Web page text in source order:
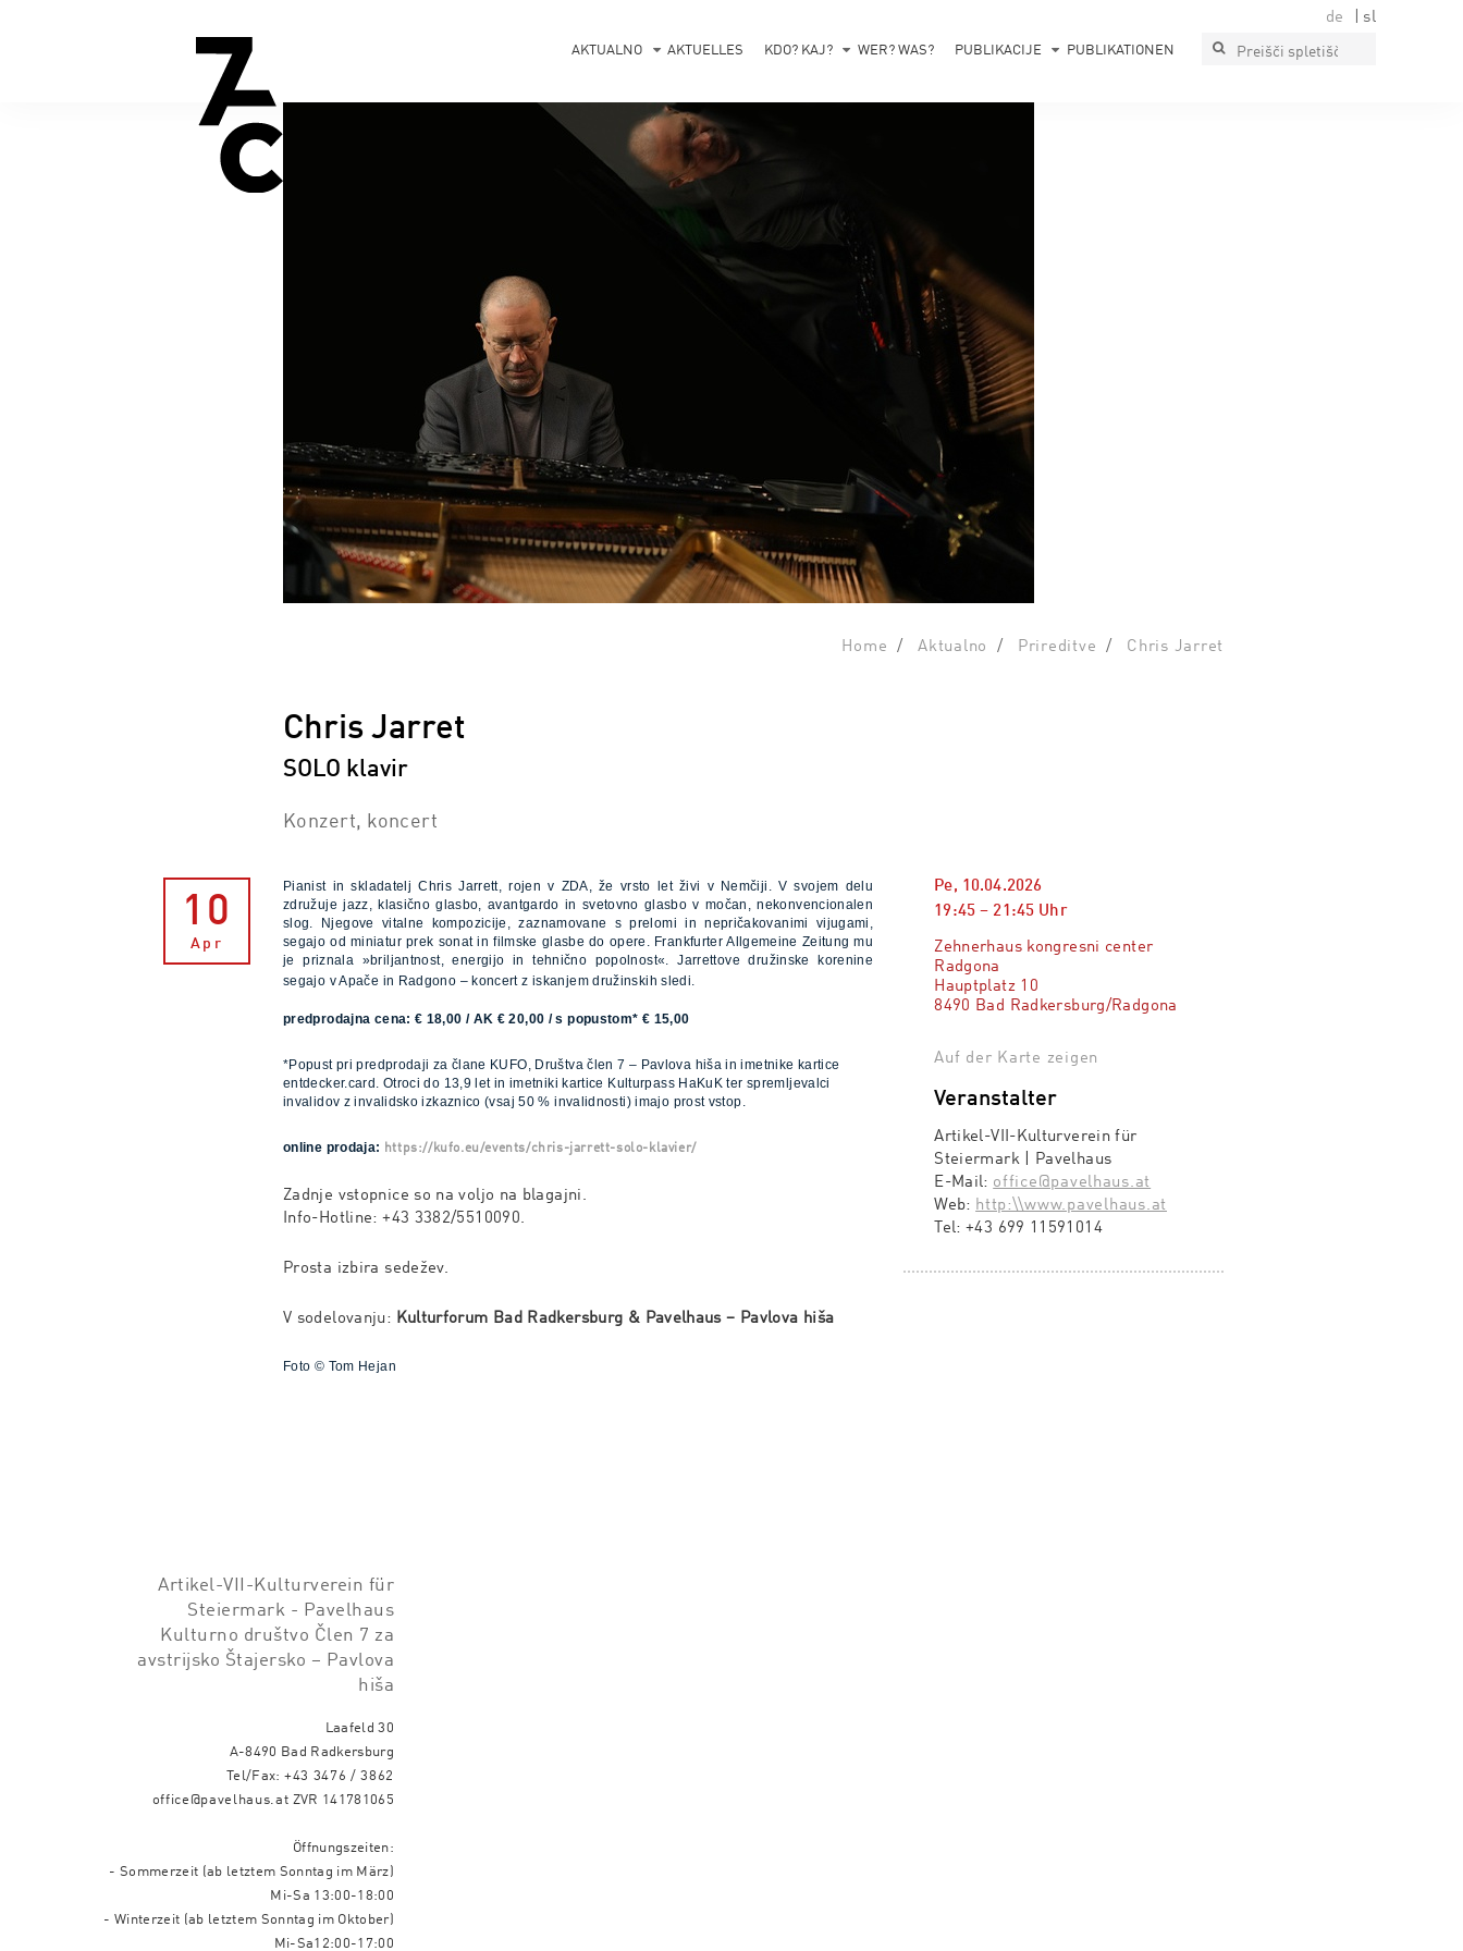
de sl
AKTUALNO AKTUELLES KDO? KAJ? WER? WAS? PUBLIKACIJE PUBLIKATIONEN
Home Aktualno Prireditve Chris Jarret
Chris Jarret
SOLO klavir
Konzert, koncert
10
Apr
Pe, 10.04.2026
19:45– 21:45 Uhr
Zehnerhaus kongresni center
Radgona
Hauptplatz 10
8490 Bad Radkersburg/Radgona
Auf der Karte zeigen
Veranstalter
Artikel-VII-Kulturverein für
Steiermark | Pavelhaus
E-Mail: office@pavelhaus.at
Web: http:\\www.pavelhaus.at
Tel:+43 699 11591014
Pianist in skladatelj Chris Jarrett, rojen v ZDA, že vrsto let živi v Nemčiji. V svojem delu
združuje jazz, klasično glasbo, avantgardo in svetovno glasbo v močan, nekonvencionalen
slog. Njegove vitalne kompozicije, zaznamovane s prelomi in nepričakovanimi vijugami,
segajo od miniatur prek sonat in filmske glasbe do opere. Frankfurter Allgemeine Zeitung mu
je priznala »briljantnost, energijo in tehnično popolnost«. Jarrettove družinske korenine
segajo v Apače in Radgono – koncert z iskanjem družinskih sledi.
predprodajna cena: € 18,00 / AK € 20,00 / s popustom* € 15,00
*Popust pri predprodaji za člane KUFO, Društva člen 7 – Pavlova hiša in imetnike kartice
entdecker.card. Otroci do 13,9 let in imetniki kartice Kulturpass HaKuK ter spremljevalci
invalidov z invalidsko izkaznico (vsaj 50 % invalidnosti) imajo prost vstop.
online prodaja: https://kufo.eu/events/chris-jarrett-solo-klavier/
Zadnje vstopnice so na voljo na blagajni.
Info-Hotline: +43 3382/5510090.
Prosta izbira sedežev.
V sodelovanju: Kulturforum Bad Radkersburg & Pavelhaus – Pavlova hiša
Foto © Tom Hejan
Artikel-VII-Kulturverein für
Steiermark - Pavelhaus
Kulturno društvo Člen 7 za
avstrijsko Štajersko – Pavlova
hiša
Laafeld 30
A-8490 Bad Radkersburg
Tel/Fax:+43 3476 / 3862
office@pavelhaus.at ZVR 141781065
Öffnungszeiten:
- Sommerzeit (ab letztem Sonntag im März)
Mi-Sa 13:00-18:00
- Winterzeit (ab letztem Sonntag im Oktober)
Mi-Sa12:00-17:00